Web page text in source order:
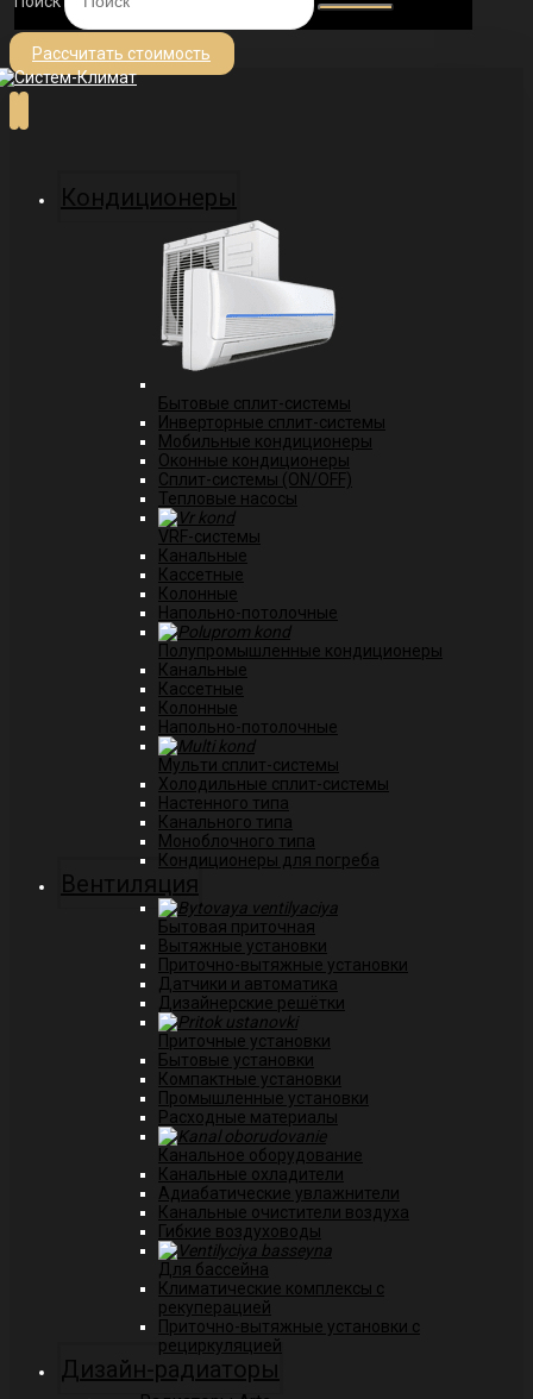
Рассчитать стоимость
Кондиционеры
Бытовые сплит-системы
Инверторные сплит-системы
Мобильные кондиционеры
Оконные кондиционеры
Сплит-системы (ON/OFF)
Тепловые насосы
VRF-системы
Канальные
Касcетные
Колонные
Напольно-потолочные
Полупромышленные кондиционеры
Канальные
Кассетные
Колонные
Напольно-потолочные
Мульти сплит-системы
Холодильные сплит-системы
Настенного типа
Канального типа
Моноблочного типа
Кондиционеры для погреба
Вентиляция
Бытовая приточная
Вытяжные установки
Приточно-вытяжные установки
Датчики и автоматика
Дизайнерские решётки
Приточные установки
Бытовые установки
Компактные установки
Промышленные установки
Расходные материалы
Канальное оборудование
Канальные охладители
Адиабатические увлажнители
Канальные очистители воздуха
Гибкие воздуховоды
Для бассейна
Климатические комплексы с
рекуперацией
Приточно-вытяжные установки с
рециркуляцией
Дизайн-радиаторы